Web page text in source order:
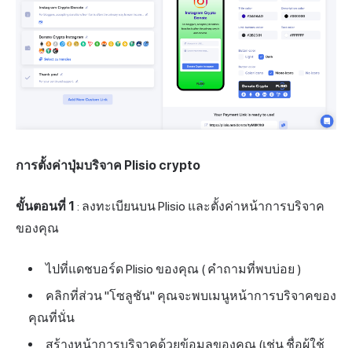
การตั้งค่าปุ่มบริจาค Plisio crypto
ขั้นตอนที่ 1 : ลงทะเบียนบน Plisio และตั้งค่าหน้าการบริจาค
ของคุณ
ไปที่แดชบอร์ด Plisio ของคุณ ( คำถามที่พบบ่อย )
คลิกที่ส่วน "โซลูชัน" คุณจะพบเมนูหน้าการบริจาคของ
คุณที่นั่น
สร้างหน้าการบริจาคด้วยข้อมูลของคุณ (เช่น ชื่อผู้ใช้